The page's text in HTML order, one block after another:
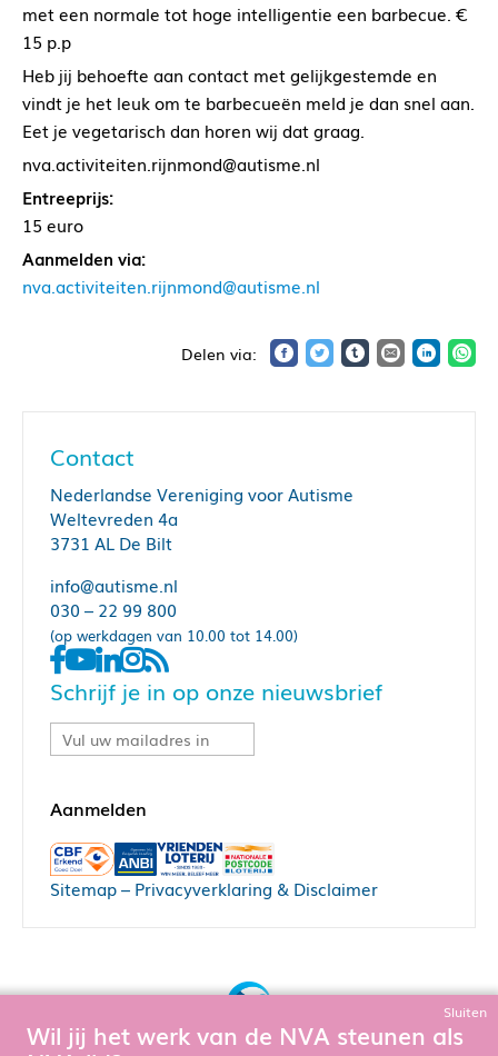
met een normale tot hoge intelligentie een barbecue. €
15 p.p
Heb jij behoefte aan contact met gelijkgestemde en
vindt je het leuk om te barbecueën meld je dan snel aan.
Eet je vegetarisch dan horen wij dat graag.
nva.activiteiten.rijnmond@autisme.nl
Entreeprijs:
15 euro
Aanmelden via:
nva.activiteiten.rijnmond@autisme.nl
Contact
Nederlandse Vereniging voor Autisme
Weltevreden 4a
3731 AL De Bilt
info@autisme.nl
030 – 22 99 800
(op werkdagen van 10.00 tot 14.00)
Schrijf je in op onze nieuwsbrief
Sitemap– Privacyverklaring & Disclaimer
Sluiten
Wil jij het werk van de NVA steunen als